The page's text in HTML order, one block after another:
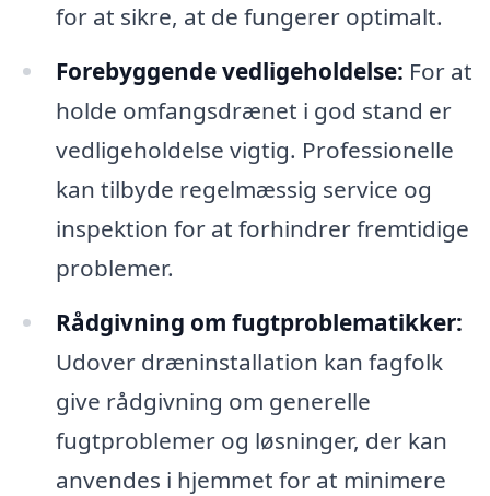
for at sikre, at de fungerer optimalt.
Forebyggende vedligeholdelse: For at
holde omfangsdrænet i god stand er
vedligeholdelse vigtig. Professionelle
kan tilbyde regelmæssig service og
inspektion for at forhindrer fremtidige
problemer.
Rådgivning om fugtproblematikker:
Udover dræninstallation kan fagfolk
give rådgivning om generelle
fugtproblemer og løsninger, der kan
anvendes i hjemmet for at minimere